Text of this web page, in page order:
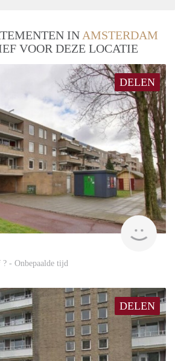
IN AMSTERDAM
VOOR DEZE LOCATIE
DELEN
rent
? - Onbepaalde tijd
DELEN